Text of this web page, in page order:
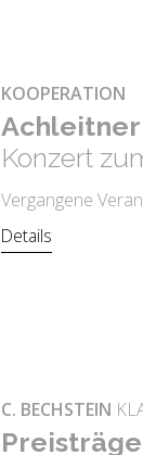
KOOPERATION
Ach­leit­ner
Konzert
Vergangene
Details
C. BECHSTEIN